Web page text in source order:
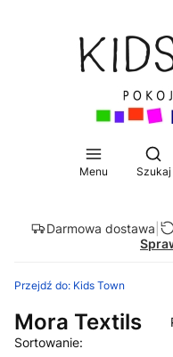
Menu Szukaj
Darmowa dostawa
Przejdź do: Kids Town
Mora Textils
Lista produktów
Sortowanie: